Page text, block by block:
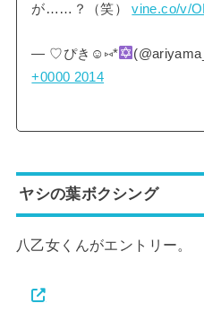
が……？（笑）vine.co/v/
— ♡ぴき☺︎⑅*
+0000 2014
ヤシの葉ボクシング
八乙女くんがエントリー。